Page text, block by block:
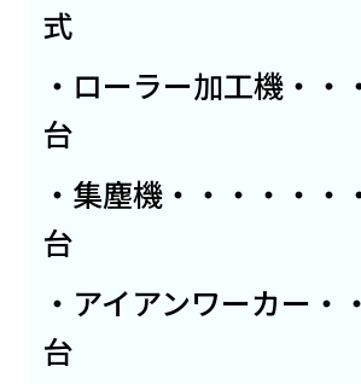
式
・ローラー加工機・・
台
・集塵機・・・・・・
台
・アイアンワーカー・
台